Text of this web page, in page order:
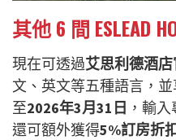
其他 6 間 ESLEAD
現在可透過艾思利德酒
文、英文等五種語言，並
至2026年3月31日 ，輸
還可額外獲得5%訂房折